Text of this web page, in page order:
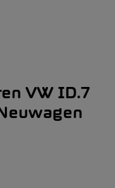
VW ID.7